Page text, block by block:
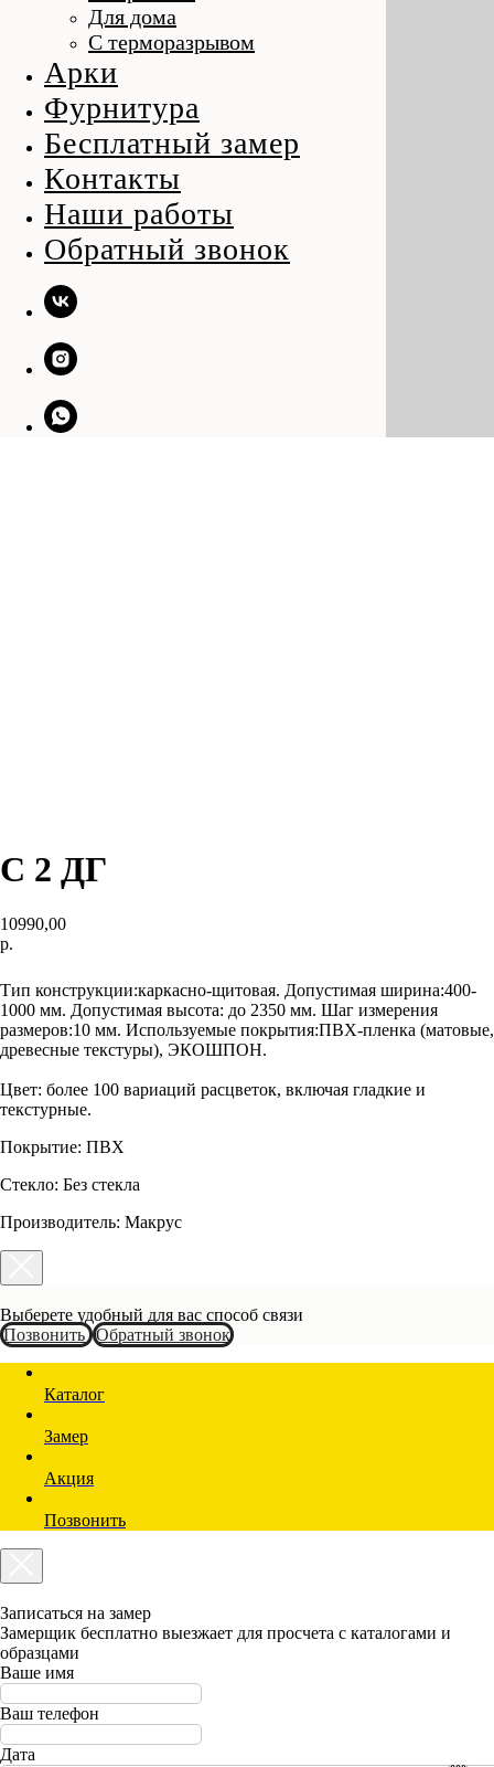
Для дома
С терморазрывом
Арки
Фурнитура
Бесплатный замер
Контакты
Наши работы
Обратный звонок
C 2 ДГ
10990,00
р.
Тип конструкции:каркасно-щитовая. Допустимая ширина:400-
1000 мм. Допустимая высота: до 2350 мм. Шаг измерения
размеров:10 мм. Используемые покрытия:ПВХ-пленка (матовые,
древесные текстуры), ЭКОШПОН.
Цвет: более 100 вариаций расцветок, включая гладкие и
текстурные.
Покрытие: ПВХ
Стекло: Без стекла
Производитель: Макрус
Выберете удобный для вас способ связи
Позвонить Обратный звонок
Каталог
Замер
Акция
Позвонить
Записаться на замер
Замерщик бесплатно выезжает для просчета с каталогами и
образцами
Ваше имя
Ваш телефон
Дата